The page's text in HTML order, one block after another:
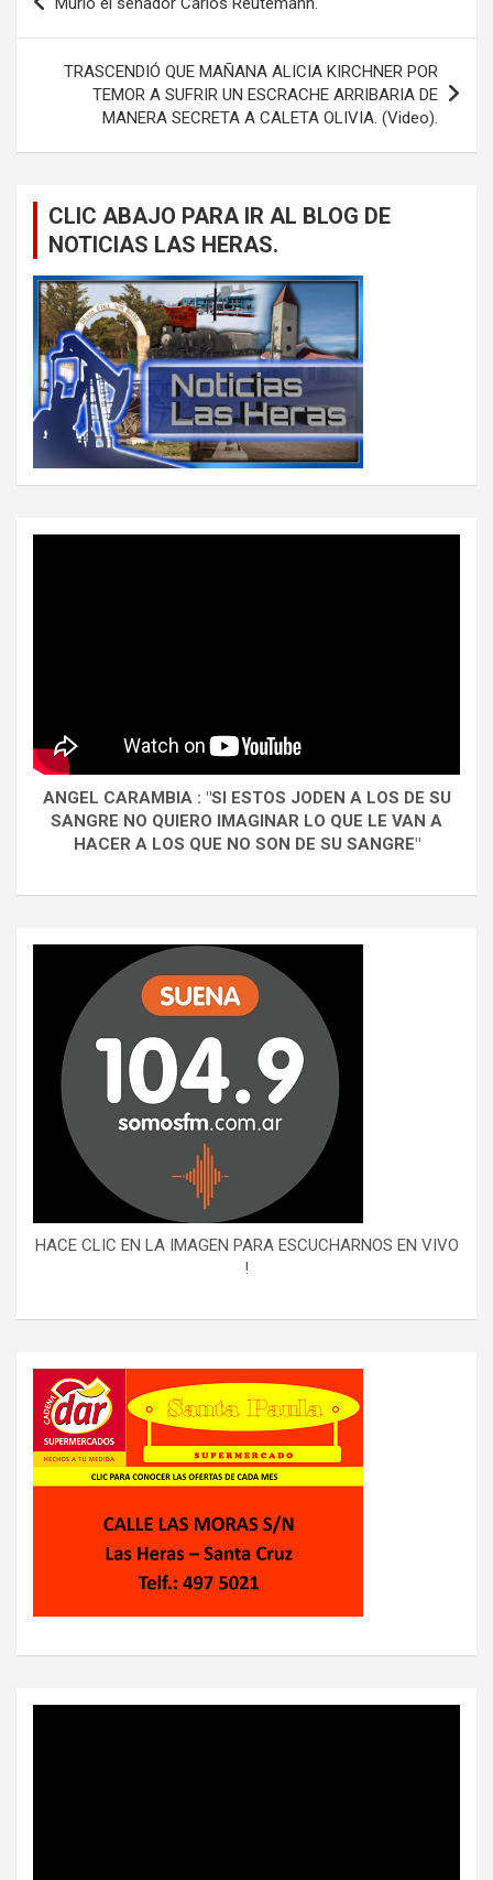
TRASCENDIÓ QUE MAÑANA ALICIA KIRCHNER POR
TEMOR A SUFRIR UN ESCRACHE ARRIBARIA DE
MANERA SECRETA A CALETA OLIVIA. (Video).
CLIC ABAJO PARA IR AL BLOG DE
NOTICIAS LAS HERAS.
ANGEL CARAMBIA : "SI ESTOS JODEN A LOS DE SU
SANGRE NO QUIERO IMAGINAR LO QUE LE VAN A
HACER A LOS QUE NO SON DE SU SANGRE"
HACE CLIC EN LA IMAGEN PARA ESCUCHARNOS EN VIVO
!